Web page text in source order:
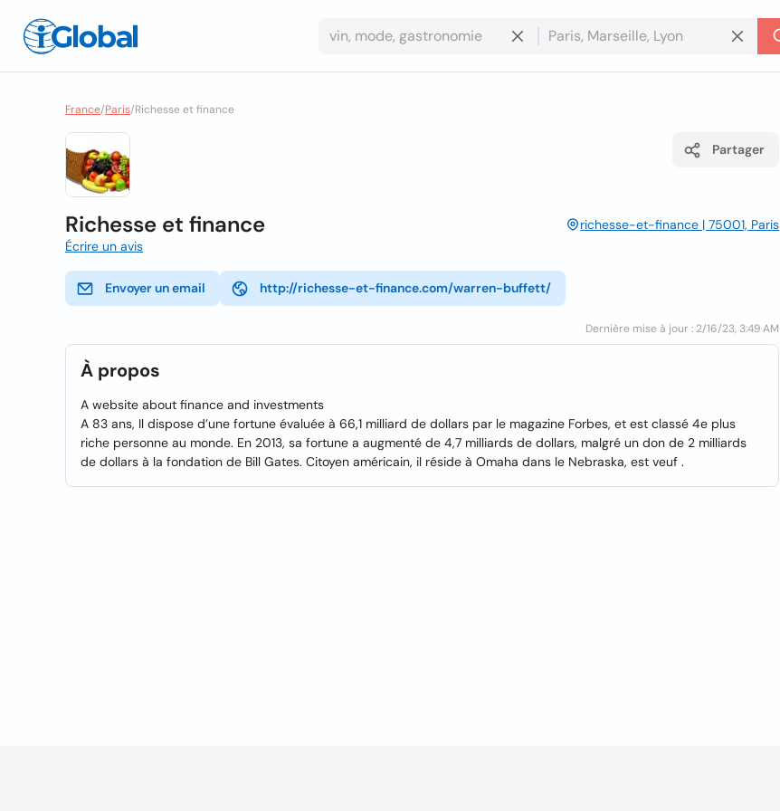
France/Paris/Richesse et finance
Partager
Richesse et finance
richesse-et-finance | 75001, Paris
Écrire un avis
Envoyer un email http://richesse-et-finance.com/warren-buffett/
Dernière mise à jour : 2/16/23, 3:49 AM
À propos
A website about finance and investments
A 83 ans, Il dispose d’une fortune évaluée à 66,1 milliard de dollars par le magazine Forbes, et est classé 4e plus
riche personne au monde. En 2013, sa fortune a augmenté de 4,7 milliards de dollars, malgré un don de 2 milliards
de dollars à la fondation de Bill Gates. Citoyen américain, il réside à Omaha dans le Nebraska, est veuf .